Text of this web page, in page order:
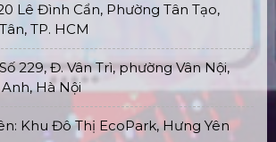
Lê Đình Cẩn, Phường Tân Tạo,
TP. HCM
229, Đ. Vân Trì, phường Vân Nội,
Hà Nội
Khu Đô Thị EcoPark, Hưng Yên